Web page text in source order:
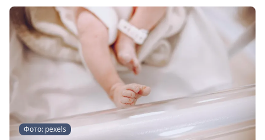
Фото: pexels